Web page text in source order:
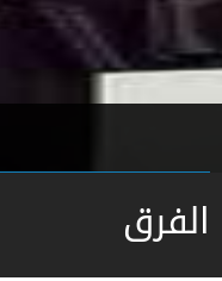
الفرق